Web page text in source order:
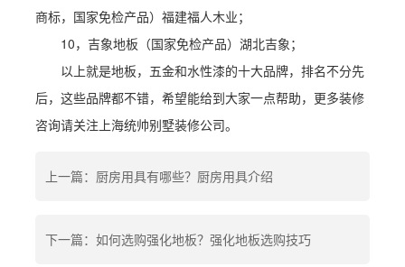
商标，国家免检产品）福建福人木业；
10，吉象地板（国家免检产品）湖北吉象；
以上就是地板，五金和水性漆的十大品牌，排名不分先
后，这些品牌都不错，希望能给到大家一点帮助，更多装修
咨询请关注上海统帅别墅装修公司。
上一篇：厨房用具有哪些？厨房用具介绍
下一篇：如何选购强化地板？强化地板选购技巧